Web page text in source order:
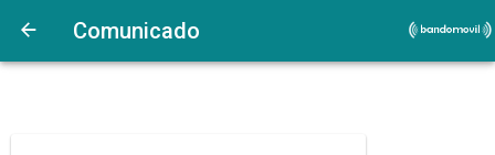
Comunicado